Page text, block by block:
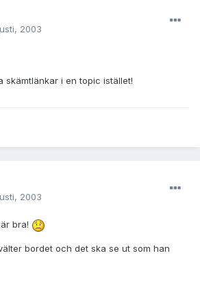
2003
skämtlänkar i en topic istället!
2003
bra!
bordet och det ska se ut som han